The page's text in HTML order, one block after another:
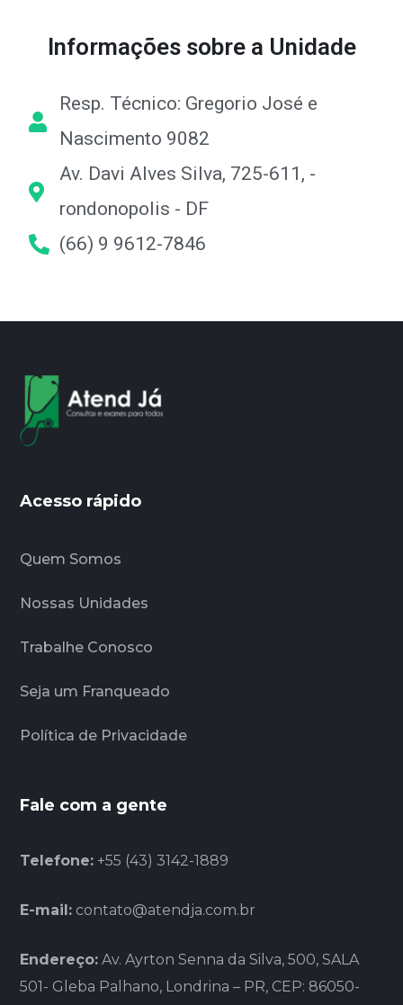
Informações sobre a Unidade
Resp. Técnico: Gregorio José e
Nascimento 9082
Av. Davi Alves Silva, 725-611, -
rondonopolis - DF
(66) 9 9612-7846
Acesso rápido
Quem Somos
Nossas Unidades
Trabalhe Conosco
Seja um Franqueado
Política de Privacidade
Fale com a gente
Telefone: +55 (43) 3142-1889
E-mail: contato@atendja.com.br
Endereço: Av. Ayrton Senna da Silva, 500, SALA
501- Gleba Palhano, Londrina – PR, CEP: 86050-